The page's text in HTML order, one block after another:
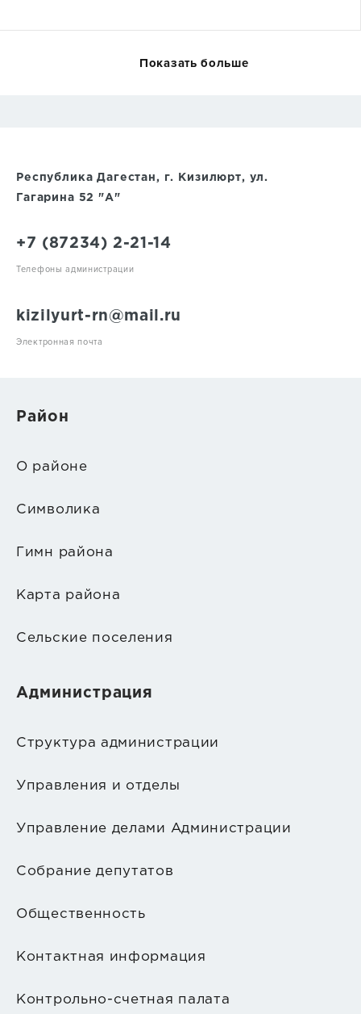
Показать больше
Республика Дагестан, г. Кизилюрт, ул.
Гагарина 52 "А"
+7 (87234) 2-21-14
Телефоны администрации
kizilyurt-rn@mail.ru
Электронная почта
Район
О районе
Символика
Гимн района
Карта района
Сельские поселения
Администрация
Структура администрации
Управления и отделы
Управление делами Администрации
Собрание депутатов
Общественность
Контактная информация
Контрольно-счетная палата